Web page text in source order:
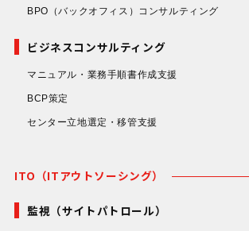
BPO（バックオフィス）コンサルティング
ビジネスコンサルティング
マニュアル・業務手順書作成支援
BCP策定
センター立地選定・移管支援
ITO（ITアウトソーシング）
監視（サイトパトロール）